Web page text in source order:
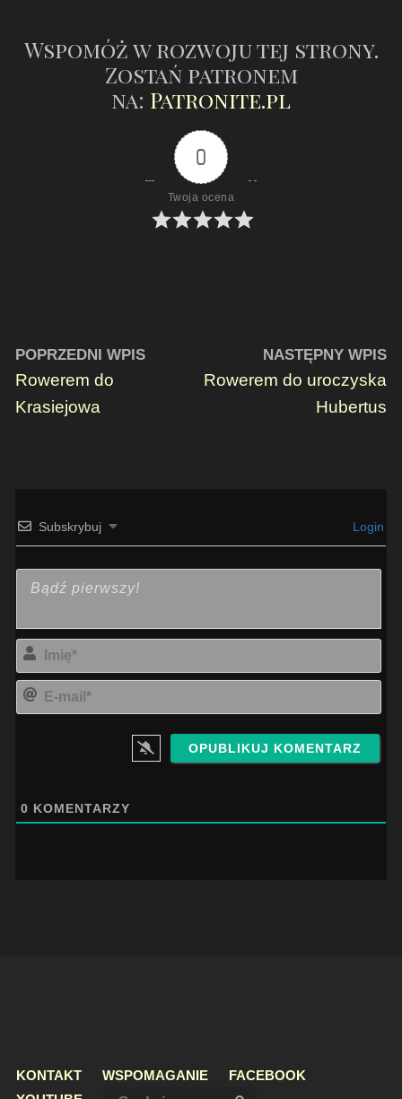
Wspomóż w rozwoju tej strony.
Zostań patronem
na: Patronite.pl
0
Twoja ocena
POPRZEDNI WPIS
Rowerem do
Krasiejowa
NASTĘPNY WPIS
Rowerem do uroczyska
Hubertus
Subskrybuj Login
E-
0 KOMENTARZY
KONTAKT WSPOMAGANIE
FACEBOOK